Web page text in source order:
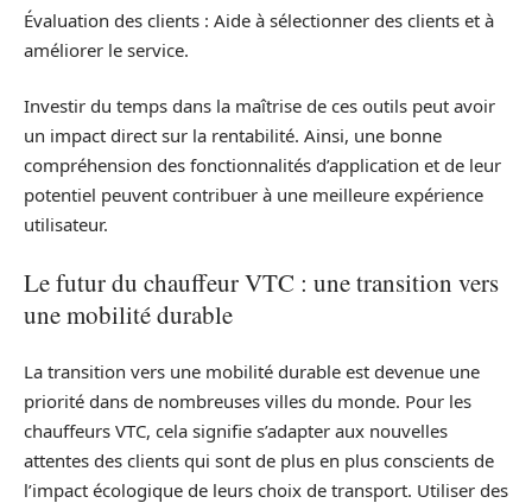
Évaluation des clients : Aide à sélectionner des clients et à
améliorer le service.
Investir du temps dans la maîtrise de ces outils peut avoir
un impact direct sur la rentabilité. Ainsi, une bonne
compréhension des fonctionnalités d’application et de leur
potentiel peuvent contribuer à une meilleure expérience
utilisateur.
Le futur du chauffeur VTC : une transition vers
une mobilité durable
La transition vers une mobilité durable est devenue une
priorité dans de nombreuses villes du monde. Pour les
chauffeurs VTC, cela signifie s’adapter aux nouvelles
attentes des clients qui sont de plus en plus conscients de
l’impact écologique de leurs choix de transport. Utiliser des